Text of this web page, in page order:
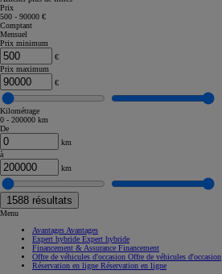
Prix
500 - 90000 €
Comptant
Mensuel
Prix minimum
€
Prix maximum
€
Kilométrage
0 - 200000 km
De
km
à
km
1588 résultats
Menu
Avantages Avantages
Expert hybride Expert hybride
Financement & Assurance Financement
Offre de véhicules d'occasion Offre de véhicules d'occasion
Réservation en ligne Réservation en ligne